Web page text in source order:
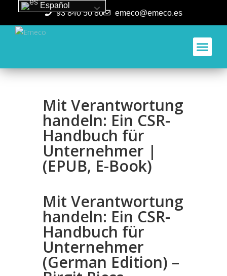
93 840 50 80 emeco@emeco.es
Mit Verantwortung
handeln: Ein CSR-
Handbuch für
Unternehmer |
(EPUB, E-Book)
Mit Verantwortung
handeln: Ein CSR-
Handbuch für
Unternehmer
(German Edition) –
Español